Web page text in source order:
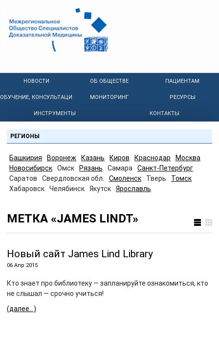
НОВОСТИ ОБ ОБЩЕСТВЕ ПАЦИЕНТАМ
ОБУЧЕНИЕ, КОНСУЛЬТАЦИИ МОНИТОРИНГ РЕСУРСЫ
ИНСТРУМЕНТЫ КОНТАКТЫ
РЕГИОНЫ
Башкирия Воронеж Казань Киров Краснодар
Москва
Новосибирск
Омск Рязань Самара
Санкт-Петербург
Саратов
Свердловская обл. Смоленск Тверь
Томск
Хабаровск
Челябинск Якутск Ярославль
МЕТКА «JAMES LINDT»
Новый сайт James Lind Library
06 Апр 2015
Кто знает про библиотеку — запланируйте ознакомиться, кто
не слышал — срочно учиться!
(далее…)